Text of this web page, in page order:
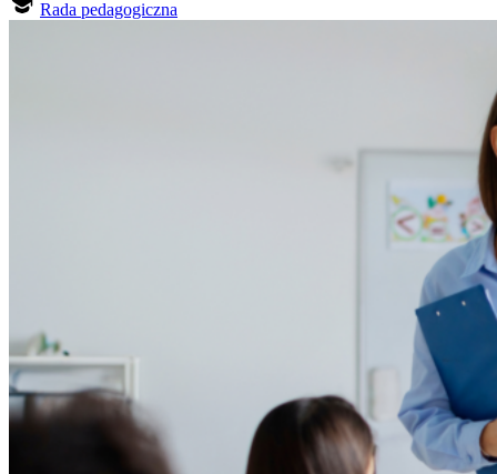
Rada pedagogiczna